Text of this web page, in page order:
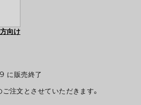
向け
に販売終了
注文とさせていただきます。